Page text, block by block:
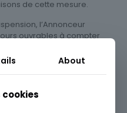
de cette mesure.
l’Annonceur
ouvrables à compter
de la mesure deAbout
cookies